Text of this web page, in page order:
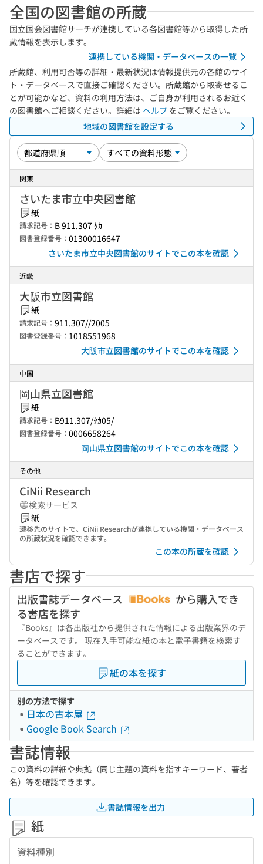
全国の図書館の所蔵
国立国会図書館サーチが連携している各図書館等から取得した所
蔵情報を表示します。
連携している機関・データベースの一覧
所蔵館、利用可否等の詳細・最新状況は情報提供元の各館のサイ
ト・データベースで直接ご確認ください。所蔵館から取寄せるこ
とが可能かなど、資料の利用方法は、ご自身が利用されるお近く
の図書館へご相談ください。詳細は ヘルプ をご覧ください。
地域の図書館を設定する
関東
さいたま市立中央図書館
紙
請求記号： B 911.307 ﾀｶ
図書登録番号： 01300016647
さいたま市立中央図書館のサイトでこの本を確認
近畿
大阪市立図書館
紙
請求記号： 911.307//2005
図書登録番号： 1018551968
大阪市立図書館のサイトでこの本を確認
中国
岡山県立図書館
紙
請求記号： B911.307/ﾀｶ05/
図書登録番号： 0006658264
岡山県立図書館のサイトでこの本を確認
その他
CiNii Research
検索サービス
紙
遷移先のサイトで、CiNii Researchが連携している機関・データベース
の所蔵状況を確認できます。
この本の所蔵を確認
書店で探す
出版書誌データベース
から購入でき
る書店を探す
『Books』は各出版社から提供された情報による出版業界のデ
ータベースです。 現在入手可能な紙の本と電子書籍を検索す
ることができます。
紙の本を探す
別の方法で探す
日本の古本屋
Google Book Search
書誌情報
この資料の詳細や典拠（同じ主題の資料を指すキーワード、著者
名）等を確認できます。
書誌情報を出力
紙
資料種別